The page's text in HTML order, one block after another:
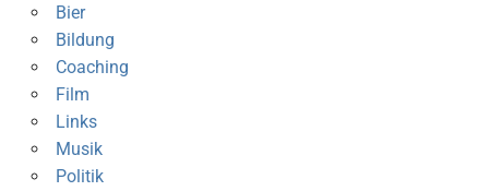
Bier
Bildung
Coaching
Film
Links
Musik
Politik